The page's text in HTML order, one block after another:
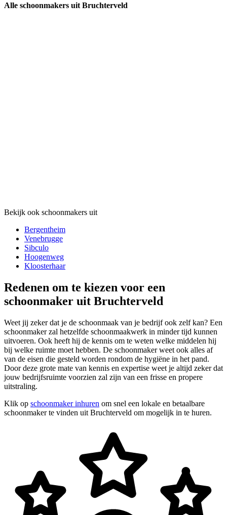
Alle schoonmakers uit Bruchterveld
Bekijk ook schoonmakers uit
Bergentheim
Venebrugge
Sibculo
Hoogenweg
Kloosterhaar
Redenen om te kiezen voor een
schoonmaker uit Bruchterveld
Weet jij zeker dat je de schoonmaak van je bedrijf ook zelf kan? Een
schoonmaker zal hetzelfde schoonmaakwerk in minder tijd kunnen
uitvoeren. Ook heeft hij de kennis om te weten welke middelen hij
bij welke ruimte moet hebben. De schoonmaker weet ook alles af
van de eisen die gesteld worden rondom de hygiëne in het pand.
Door deze grote mate van kennis en expertise weet je altijd zeker dat
jouw bedrijfsruimte voorzien zal zijn van een frisse en propere
uitstraling.
Klik op schoonmaker inhuren om snel een lokale en betaalbare
schoonmaker te vinden uit Bruchterveld om mogelijk in te huren.